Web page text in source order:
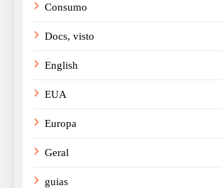
Consumo
Docs, visto
English
EUA
Europa
Geral
guias